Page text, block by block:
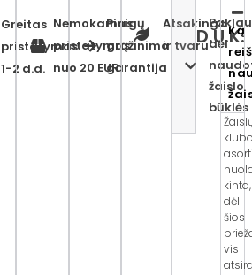
Greitas
pristatymas
1-2 d.d.
Nemokamas
pristatymas
nuo 20 EUR
Pinigų
grąžinimo
garantija
Atsakinga
ir tvarudėl
žaislo
būklės
D.U.K.
Ką
kinta,
dėl
šios
vis